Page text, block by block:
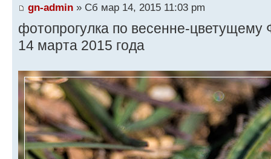
gn-admin » Сб мар 14, 2015 11:03 pm
фотопрогулка по весенне-цветущему
14 марта 2015 года